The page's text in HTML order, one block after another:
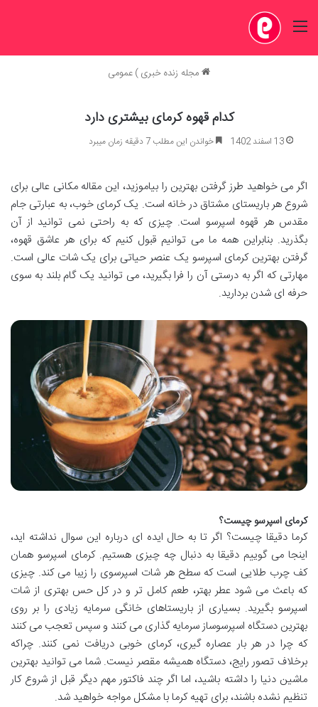
منو
مجله زنده خبری)عمومی
کدام قهوه کرمای بیشتری دارد
13 اسفند 1402 خواندن این مطلب 7 دقیقه زمان میبرد
اگر می خواهید طرز گرفتن بهترین را بیاموزید، این مقاله مکانی عالی برای
شروع هر باریستای مشتاق در خانه است. یک کرمای خوب، به عبارتی جام
مقدس هر قهوه اسپرسو است. چیزی که به راحتی نمی توانید از آن
بگذرید. بنابراین همه ما می توانیم قبول کنیم که برای هر عاشق قهوه،
گرفتن بهترین کرمای اسپرسو یک عنصر حیاتی برای یک شات عالی است.
مهارتی که اگر به درستی آن را فرا بگیرید، می توانید یک گام بلند به سوی
حرفه ای شدن بردارید.
کرمای اسپرسو چیست؟
کرما دقیقا چیست؟ اگر تا به حال ایده ای درباره این سوال نداشته اید،
اینجا می گوییم دقیقا به دنبال چه چیزی هستیم. کرمای اسپرسو همان
کف چرب طلایی است که سطح هر شات اسپرسوی را زیبا می کند. چیزی
که باعث می شود عطر بهتر، طعم کامل تر و در کل حس بهتری از شات
اسپرسو بگیرید. بسیاری از باریستاهای خانگی سرمایه زیادی را بر روی
بهترین دستگاه اسپرسوساز سرمایه گذاری می کنند و سپس تعجب می کنند
که چرا در هر بار عصاره گیری، کرمای خوبی دریافت نمی کنند. چراکه
برخلاف تصور رایج، دستگاه همیشه مقصر نیست. شما می‌ توانید بهترین
ماشین دنیا را داشته باشید، اما اگر چند فاکتور مهم دیگر قبل از شروع کار
تنظیم نشده باشند، برای تهیه کرما با مشکل مواجه خواهید شد.